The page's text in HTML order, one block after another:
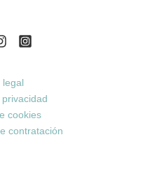
cookies
contratación